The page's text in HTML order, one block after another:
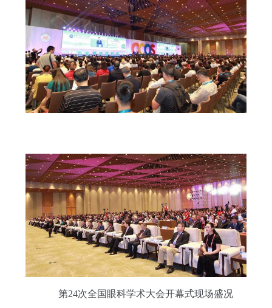
第24次全国眼科学术大会开幕式现场盛况